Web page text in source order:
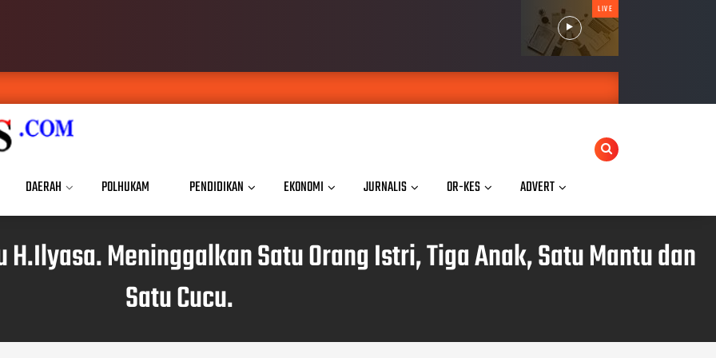
LIVE
DAERAH POLHUKAM PENDIDIKAN EKONOMI JURNALIS OR-KES ADVERT
Meninggalkan Satu Orang Istri, Tiga Anak, Satu Mantu dan
Satu Cucu.